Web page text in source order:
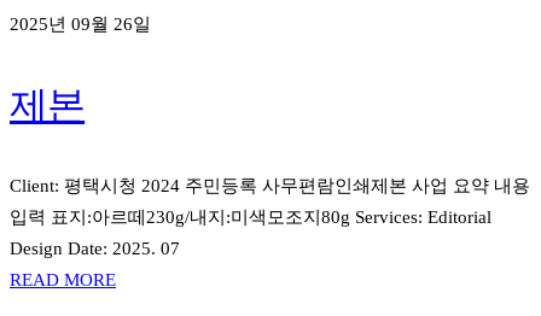
2025년 09월 26일
제본
Client: 평택시청 2024 주민등록 사무편람인쇄제본 사업 요약 내용
입력 표지:아르떼230g/내지:미색모조지80g Services: Editorial
Design Date: 2025. 07
READ MORE